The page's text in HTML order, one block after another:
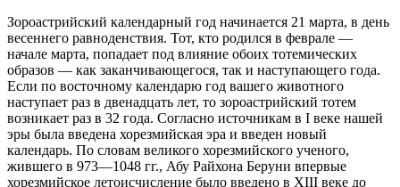
Зороастрийский календарный год начинается 21 марта, в день
весеннего равноденствия. Тот, кто родился в феврале —
начале марта, попадает под влияние обоих тотемических
образов — как заканчивающегося, так и наступающего года.
Если по восточному календарю год вашего животного
наступает раз в двенадцать лет, то зороастрийский тотем
возникает раз в 32 года. Согласно источникам в I веке нашей
эры была введена хорезмийская эра и введен новый
календарь. По словам великого хорезмийского ученого,
жившего в 973—1048 гг., Абу Райхона Беруни впервые
хорезмийское летоисчисление было введено в XIII веке до